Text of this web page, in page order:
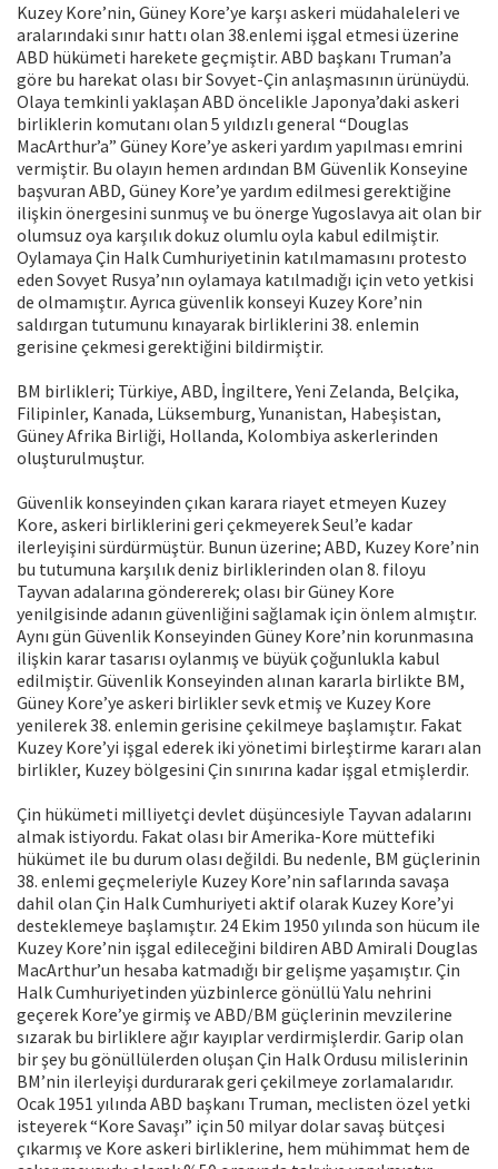
Kuzey Kore’nin, Güney Kore’ye karşı askeri müdahaleleri ve
aralarındaki sınır hattı olan 38.enlemi işgal etmesi üzerine
ABD hükümeti harekete geçmiştir. ABD başkanı Truman’a
göre bu harekat olası bir Sovyet-Çin anlaşmasının ürünüydü.
Olaya temkinli yaklaşan ABD öncelikle Japonya’daki askeri
birliklerin komutanı olan 5 yıldızlı general “Douglas
MacArthur’a” Güney Kore’ye askeri yardım yapılması emrini
vermiştir. Bu olayın hemen ardından BM Güvenlik Konseyine
başvuran ABD, Güney Kore’ye yardım edilmesi gerektiğine
ilişkin önergesini sunmuş ve bu önerge Yugoslavya ait olan bir
olumsuz oya karşılık dokuz olumlu oyla kabul edilmiştir.
Oylamaya Çin Halk Cumhuriyetinin katılmamasını protesto
eden Sovyet Rusya’nın oylamaya katılmadığı için veto yetkisi
de olmamıştır. Ayrıca güvenlik konseyi Kuzey Kore’nin
saldırgan tutumunu kınayarak birliklerini 38. enlemin
gerisine çekmesi gerektiğini bildirmiştir.
BM birlikleri; Türkiye, ABD, İngiltere, Yeni Zelanda, Belçika,
Filipinler, Kanada, Lüksemburg, Yunanistan, Habeşistan,
Güney Afrika Birliği, Hollanda, Kolombiya askerlerinden
oluşturulmuştur.
Güvenlik konseyinden çıkan karara riayet etmeyen Kuzey
Kore, askeri birliklerini geri çekmeyerek Seul’e kadar
ilerleyişini sürdürmüştür. Bunun üzerine; ABD, Kuzey Kore’nin
bu tutumuna karşılık deniz birliklerinden olan 8. filoyu
Tayvan adalarına göndererek; olası bir Güney Kore
yenilgisinde adanın güvenliğini sağlamak için önlem almıştır.
Aynı gün Güvenlik Konseyinden Güney Kore’nin korunmasına
ilişkin karar tasarısı oylanmış ve büyük çoğunlukla kabul
edilmiştir. Güvenlik Konseyinden alınan kararla birlikte BM,
Güney Kore’ye askeri birlikler sevk etmiş ve Kuzey Kore
yenilerek 38. enlemin gerisine çekilmeye başlamıştır. Fakat
Kuzey Kore’yi işgal ederek iki yönetimi birleştirme kararı alan
birlikler, Kuzey bölgesini Çin sınırına kadar işgal etmişlerdir.
Çin hükümeti milliyetçi devlet düşüncesiyle Tayvan adalarını
almak istiyordu. Fakat olası bir Amerika-Kore müttefiki
hükümet ile bu durum olası değildi. Bu nedenle, BM güçlerinin
38. enlemi geçmeleriyle Kuzey Kore’nin saflarında savaşa
dahil olan Çin Halk Cumhuriyeti aktif olarak Kuzey Kore’yi
desteklemeye başlamıştır. 24 Ekim 1950 yılında son hücum ile
Kuzey Kore’nin işgal edileceğini bildiren ABD Amirali Douglas
MacArthur’un hesaba katmadığı bir gelişme yaşamıştır. Çin
Halk Cumhuriyetinden yüzbinlerce gönüllü Yalu nehrini
geçerek Kore’ye girmiş ve ABD/BM güçlerinin mevzilerine
sızarak bu birliklere ağır kayıplar verdirmişlerdir. Garip olan
bir şey bu gönüllülerden oluşan Çin Halk Ordusu milislerinin
BM’nin ilerleyişi durdurarak geri çekilmeye zorlamalarıdır.
Ocak 1951 yılında ABD başkanı Truman, meclisten özel yetki
isteyerek “Kore Savaşı” için 50 milyar dolar savaş bütçesi
çıkarmış ve Kore askeri birliklerine, hem mühimmat hem de